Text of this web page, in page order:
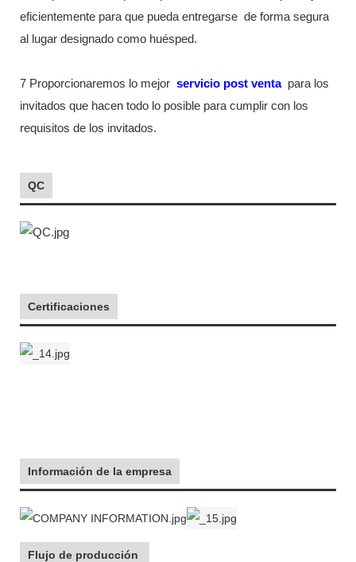
eficientemente para que pueda entregarse de forma segura
al lugar designado como huésped.
7 Proporcionaremos lo mejor servicio post venta para los
invitados que hacen todo lo posible para cumplir con los
requisitos de los invitados.
QC
Certificaciones
Información de la empresa
Flujo de producción